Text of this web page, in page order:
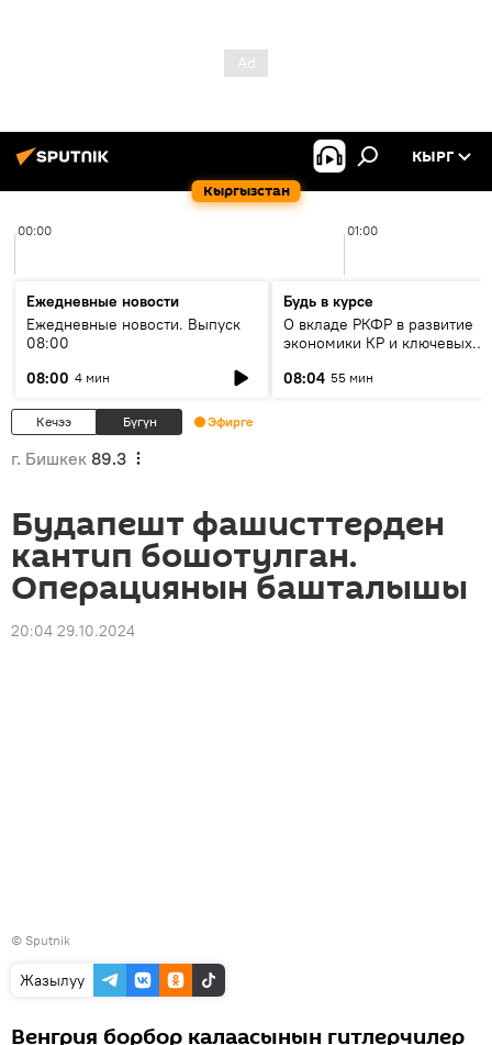
Кыргызстан
КЫРГ
00:00 01:00
Ежедневные новости
Ежедневные новости. Выпуск
08:00
08:00 4 мин
Будь в курсе
О вкладе РКФР в развитие
экономики КР и ключевых
08:04 55 мин
Кечээ Бүгүн Эфирге
г. Бишкек 89.3
Будапешт фашисттерден
кантип бошотулган.
Операциянын башталышы
20:04 29.10.2024
© Sputnik
Жазылуу
Венгрия борбор калаасынын гитлерчилер